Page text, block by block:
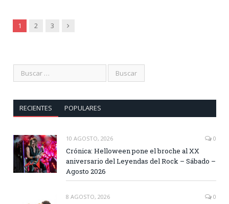
1 2 3 Siguiente
RECIENTES POPULARES
10 AGOSTO, 2026 0
Crónica: Helloween pone el broche al XX
aniversario del Leyendas del Rock – Sábado –
Agosto 2026
8 AGOSTO, 2026 0